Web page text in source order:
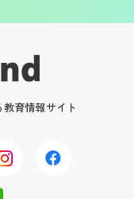
教育情報サイト